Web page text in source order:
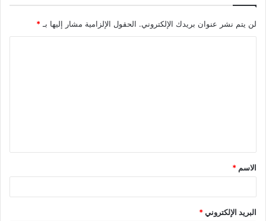
لن يتم نشر عنوان بريدك الإلكتروني. الحقول الإلزامية مشار إليها بـ *
الاسم *
البريد الإلكتروني*